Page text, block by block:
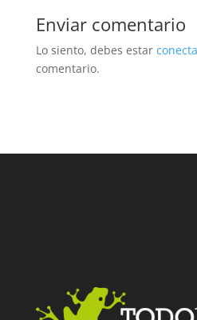
Enviar comentario
Lo siento, debes estar
comentario.